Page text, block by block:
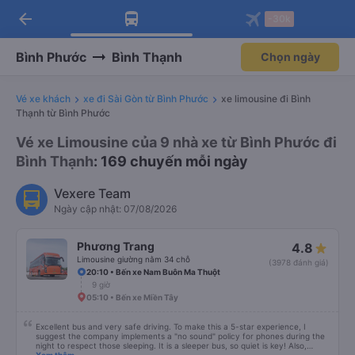
Tải app Vexere ngay!
Nhận ưu đãi thành viên độc
Mở app
Tải app Vexere
-30k/ghế khi đặt vé máy bay qua
Mở app
arrow_back
Bình Phước Bình Thạnh Chọn ngày
Vé xe khách xe đi Sài Gòn từ Bình Phước
xe limousine đi Bình
Thạnh từ Bình Phước
Vé xe Limousine của 9 nhà xe từ Bình Phước đi
Bình Thạnh: 169 chuyến mỗi ngày
Vexere Team
Ngày cập nhật: 07/08/2026
Phương Trang
Limousine giường nằm 34 chỗ
4.8
(3978 đánh giá)
20:10 • Bến xe Nam Buôn Ma Thuột
9 giờ
05:10 • Bến xe Miền Tây
Excellent bus and very safe driving. To make this a 5-star experience, I
suggest the company implements a "no sound" policy for phones during the
night to respect those sleeping. It is a sleeper bus, so quiet is key! Also,